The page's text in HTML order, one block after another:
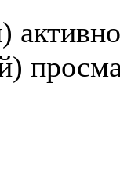
активно